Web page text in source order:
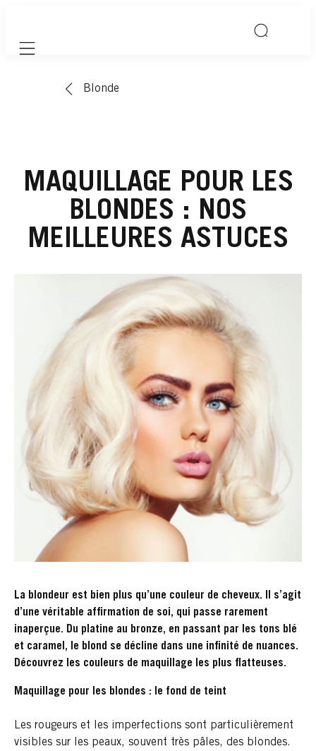
Mobile navigation
Blonde
MAQUILLAGE POUR LES
BLONDES : NOS
MEILLEURES ASTUCES
La blondeur est bien plus qu’une couleur de cheveux. Il s’agit
d’une véritable affirmation de soi, qui passe rarement
inaperçue. Du platine au bronze, en passant par les tons blé
et caramel, le blond se décline dans une infinité de nuances.
Découvrez les couleurs de maquillage les plus flatteuses.
Maquillage pour les blondes : le fond de teint
Les rougeurs et les imperfections sont particulièrement
visibles sur les peaux, souvent très pâles, des blondes.